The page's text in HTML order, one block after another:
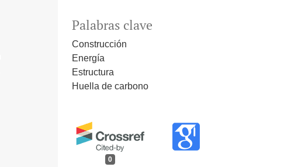
Palabras clave
Construcción
Energía
Estructura
Huella de carbono
0